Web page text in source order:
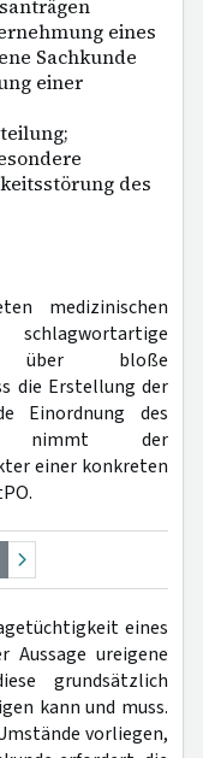
eines
Sachkunde
einer
des
medizinischen
über bloße
die Erstellung der
Einordnung des
nimmt der
einer konkreten
eines
Aussage ureigene
grundsätzlich
kann und muss.
vorliegen,